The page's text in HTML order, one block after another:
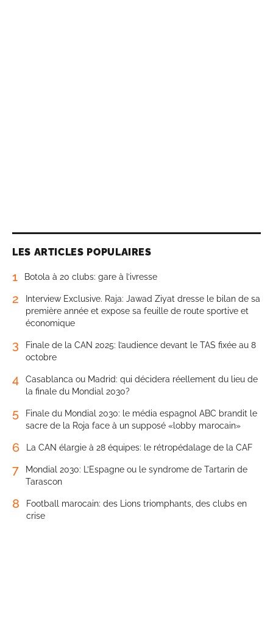
LES ARTICLES POPULAIRES
1 Botola à 20 clubs: gare à l’ivresse
2
Interview Exclusive. Raja: Jawad Ziyat dresse le bilan de sa
première année et expose sa feuille de route sportive et
économique
3
Finale de la CAN 2025: l’audience devant le TAS fixée au 8
octobre
4
Casablanca ou Madrid: qui décidera réellement du lieu de
la finale du Mondial 2030?
5
Finale du Mondial 2030: le média espagnol ABC brandit le
sacre de la Roja face à un supposé «lobby marocain»
6 La CAN élargie à 28 équipes: le rétropédalage de la CAF
7
Mondial 2030: L’Espagne ou le syndrome de Tartarin de
Tarascon
8
Football marocain: des Lions triomphants, des clubs en
crise